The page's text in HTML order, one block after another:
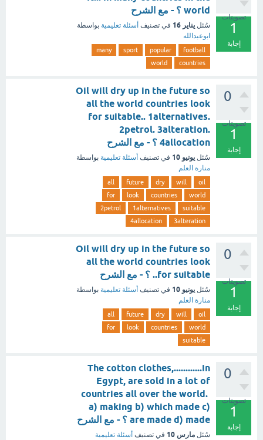
تصويتات
1
إجابة
world ؟ - مع الشرح
سُئل يناير 16 في تصنيف أسئلة تعليمية بواسطة
ابوعبدالله
football
popular
sport
many
countries
world
0
تصويتات
1
إجابة
Oil will dry up in the future so
all the world countries look
for suitable.. 1alternatives.
2petrol. 3alteration.
4allocation ؟ - مع الشرح
سُئل يونيو 10 في تصنيف أسئلة تعليمية بواسطة
منارة العلم
oil
will
dry
future
all
world
countries
look
for
suitable
1alternatives
2petrol
3alteration
4allocation
0
تصويتات
1
إجابة
Oil will dry up in the future so
all the world countries look
for suitable.. ؟ - مع الشرح
سُئل يونيو 10 في تصنيف أسئلة تعليمية بواسطة
منارة العلم
oil
will
dry
future
all
world
countries
look
for
suitable
0
تصويتات
1
إجابة
The cotton clothes,............in
Egypt, are sold in a lot of
countries all over the world.
a) making b) which made c)
are made d) made ؟ - مع الشرح
سُئل مارس 10 في تصنيف أسئلة تعليمية